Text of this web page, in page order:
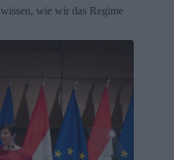
wie wir das Regime